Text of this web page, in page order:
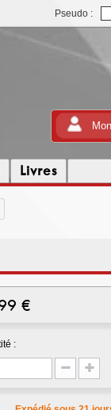
Pseudo :
Livres
€
: